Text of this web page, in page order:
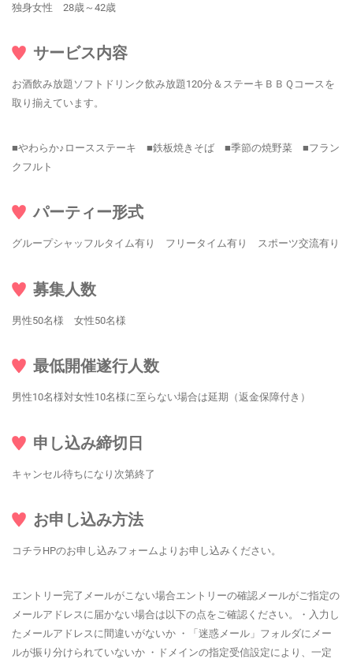
独身女性 28歳～42歳
サービス内容
お酒飲み放題ソフトドリンク飲み放題120分＆ステーキＢＢＱコースを
取り揃えています。
■やわらか♪ロースステーキ ■鉄板焼きそば ■季節の焼野菜 ■フラン
クフルト
パーティー形式
グループシャッフルタイム有り フリータイム有り スポーツ交流有り
募集人数
男性50名様 女性50名様
最低開催遂行人数
男性10名様対女性10名様に至らない場合は延期（返金保障付き）
申し込み締切日
キャンセル待ちになり次第終了
お申し込み方法
コチラHPのお申し込みフォームよりお申し込みください。
エントリー完了メールがこない場合エントリーの確認メールがご指定の
メールアドレスに届かない場合は以下の点をご確認ください。・入力し
たメールアドレスに間違いがないか ・「迷惑メール」フォルダにメー
ルが振り分けられていないか ・ドメインの指定受信設定により、一定